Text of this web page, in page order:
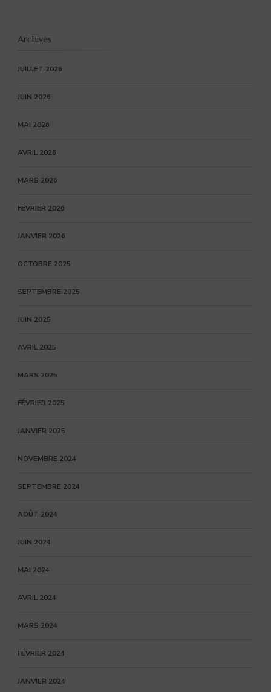
Archives
JUILLET 2026
JUIN 2026
MAI 2026
AVRIL 2026
MARS 2026
FÉVRIER 2026
JANVIER 2026
OCTOBRE 2025
SEPTEMBRE 2025
JUIN 2025
AVRIL 2025
MARS 2025
FÉVRIER 2025
JANVIER 2025
NOVEMBRE 2024
SEPTEMBRE 2024
AOÛT 2024
JUIN 2024
MAI 2024
AVRIL 2024
MARS 2024
FÉVRIER 2024
JANVIER 2024